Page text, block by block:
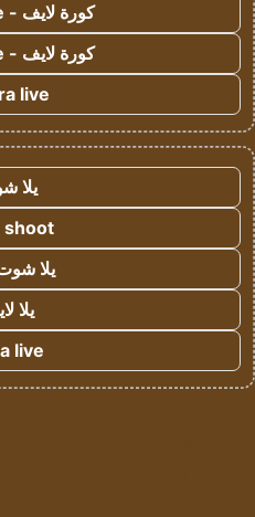
كورة لايف - koora live
كورة لايف - koora live
live
يلا
shoot
يلا
يلا
live